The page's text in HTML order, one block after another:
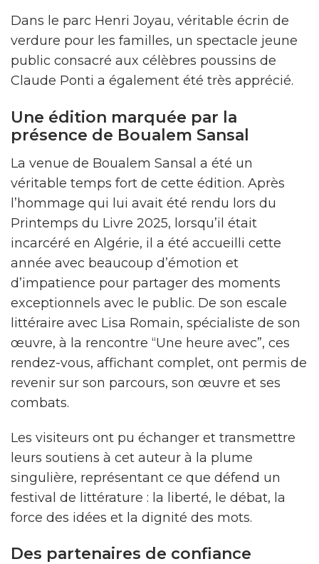
Dans le parc Henri Joyau, véritable écrin de
verdure pour les familles, un spectacle jeune
public consacré aux célèbres poussins de
Claude Ponti a également été très apprécié.
Une édition marquée par la
présence de Boualem Sansal
La venue de Boualem Sansal a été un
véritable temps fort de cette édition. Après
l’hommage qui lui avait été rendu lors du
Printemps du Livre 2025, lorsqu’il était
incarcéré en Algérie, il a été accueilli cette
année avec beaucoup d’émotion et
d’impatience pour partager des moments
exceptionnels avec le public. De son escale
littéraire avec Lisa Romain, spécialiste de son
œuvre, à la rencontre “Une heure avec”, ces
rendez-vous, affichant complet, ont permis de
revenir sur son parcours, son œuvre et ses
combats.
Les visiteurs ont pu échanger et transmettre
leurs soutiens à cet auteur à la plume
singulière, représentant ce que défend un
festival de littérature : la liberté, le débat, la
force des idées et la dignité des mots.
Des partenaires de confiance